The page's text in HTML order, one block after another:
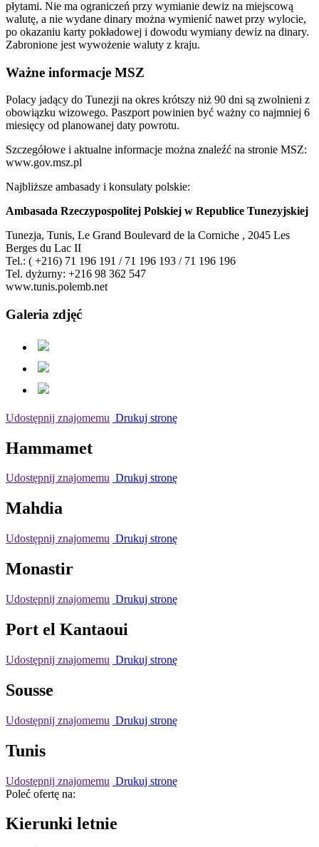
płytami. Nie ma ograniczeń przy wymianie dewiz na miejscową
walutę, a nie wydane dinary można wymienić nawet przy wylocie,
po okazaniu karty pokładowej i dowodu wymiany dewiz na dinary.
Zabronione jest wywożenie waluty z kraju.
Ważne informacje MSZ
Polacy jadący do Tunezji na okres krótszy niż 90 dni są zwolnieni z
obowiązku wizowego. Paszport powinien być ważny co najmniej 6
miesięcy od planowanej daty powrotu.
Szczegółowe i aktualne informacje można znaleźć na stronie MSZ:
www.gov.msz.pl
Najbliższe ambasady i konsulaty polskie:
Ambasada Rzeczypospolitej Polskiej w Republice Tunezyjskiej
Tunezja, Tunis, Le Grand Boulevard de la Corniche , 2045 Les
Berges du Lac II
Tel.: ( +216) 71 196 191 / 71 196 193 / 71 196 196
Tel. dyżurny: +216 98 362 547
www.tunis.polemb.net
Galeria zdjęć
Udostępnij znajomemu Drukuj stronę
Hammamet
Udostępnij znajomemu Drukuj stronę
Mahdia
Udostępnij znajomemu Drukuj stronę
Monastir
Udostępnij znajomemu Drukuj stronę
Port el Kantaoui
Udostępnij znajomemu Drukuj stronę
Sousse
Udostępnij znajomemu Drukuj stronę
Tunis
Udostępnij znajomemu Drukuj stronę
Poleć ofertę na:
Kierunki letnie